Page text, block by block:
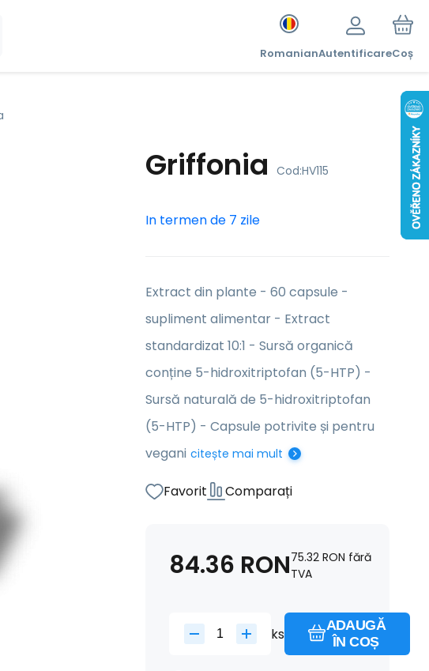
RomanianAutentificareCoș
Griffonia Cod:HV115
In termen de 7 zile
Extract din plante - 60 capsule -
supliment alimentar - Extract
standardizat 10:1 - Sursă organică
conține 5-hidroxitriptofan (5-HTP) -
Sursă naturală de 5-hidroxitriptofan
(5-HTP) - Capsule potrivite și pentru
vegani citește mai mult
Favorit Comparați
84.36 RON75.32 RON fără
TVA
ks
ADAUGĂ
ÎN COȘ